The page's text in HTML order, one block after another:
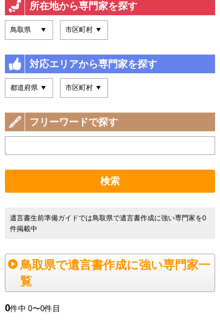
所在地から専門家を探す
対応エリアから専門家を探す
フリーワードで探す
検索
遺言書生前準備ガイドでは鳥取県で遺言書作成に強い専門家を0
件掲載中
鳥取県で遺言書作成に強い専門家一
覧
0件中 0〜0件目